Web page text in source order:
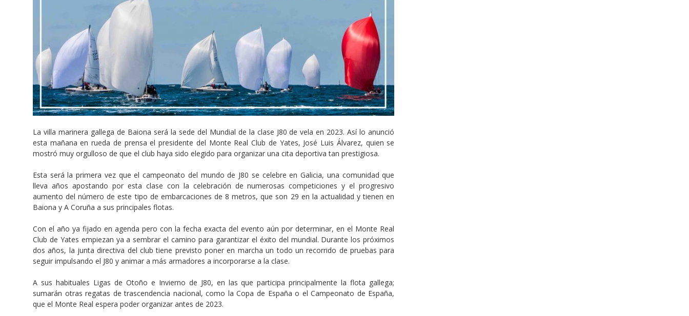
La villa marinera gallega de Baiona será la sede del Mundial de la clase J80 de vela en 2023. Así lo anunció
esta mañana en rueda de prensa el presidente del Monte Real Club de Yates, José Luis Álvarez, quien se
mostró muy orgulloso de que el club haya sido elegido para organizar una cita deportiva tan prestigiosa.
Esta será la primera vez que el campeonato del mundo de J80 se celebre en Galicia, una comunidad que
lleva años apostando por esta clase con la celebración de numerosas competiciones y el progresivo
aumento del número de este tipo de embarcaciones de 8 metros, que son 29 en la actualidad y tienen en
Baiona y A Coruña a sus principales flotas.
Con el año ya fijado en agenda pero con la fecha exacta del evento aún por determinar, en el Monte Real
Club de Yates empiezan ya a sembrar el camino para garantizar el éxito del mundial. Durante los próximos
dos años, la junta directiva del club tiene previsto poner en marcha un todo un recorrido de pruebas para
seguir impulsando el J80 y animar a más armadores a incorporarse a la clase.
A sus habituales Ligas de Otoño e Invierno de J80, en las que participa principalmente la flota gallega;
sumarán otras regatas de trascendencia nacional, como la Copa de España o el Campeonato de España,
que el Monte Real espera poder organizar antes de 2023.